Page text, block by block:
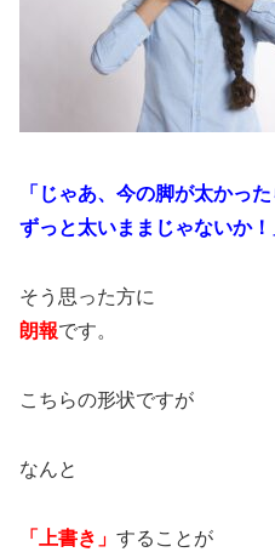
「じゃあ、今の脚が太かった
ずっと太いままじゃないか！
そう思った方に
朗報です。
こちらの形状ですが
なんと
「上書き」 することが